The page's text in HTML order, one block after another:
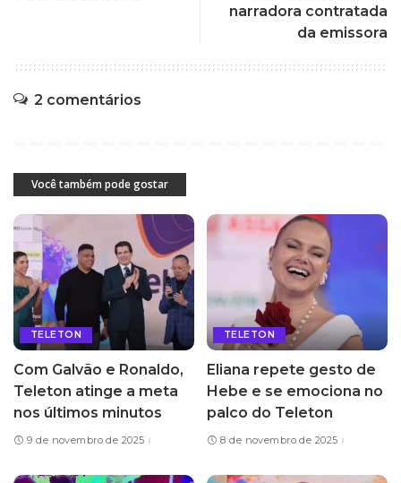
narradora contratada
da emissora
2 comentários
Você também pode gostar
TELETON
Com Galvão e Ronaldo,
Teleton atinge a meta
nos últimos minutos
9 de novembro de 2025
TELETON
Eliana repete gesto de
Hebe e se emociona no
palco do Teleton
8 de novembro de 2025